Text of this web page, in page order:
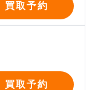
買取予約
買取予約